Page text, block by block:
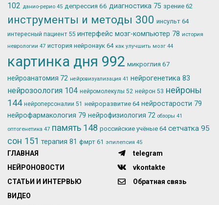
102 данио-рерио 45 депрессия 66 диагностика 75 зрение 62
инструменты и методы 300 инсульт 64
интересный пациент 55 интерфейс мозг-компьютер 78 история
неврологии 47 история нейронаук 64 как улучшить мозг 44
картинка дня 992 микроглия 67
нейроанатомия 72 нейровизуализация 41 нейрогенетика 83
нейрозоология 104 нейромолекулы 52 нейрон 53 нейроны
144 нейроперсоналии 51 нейроразвитие 64 нейростарости 79
нейрофармакология 79 нейрофизиология 72 обзоры 41
оптогенетика 47 память 148 российские учёные 64 сетчатка 95
сон 151 терапия 81 фмрт 61 эпилепсия 45
ГЛАВНАЯ
НЕЙРОНОВОСТИ
СТАТЬИ И ИНТЕРВЬЮ
ВИДЕО
telegram
vkontakte
Обратная связь